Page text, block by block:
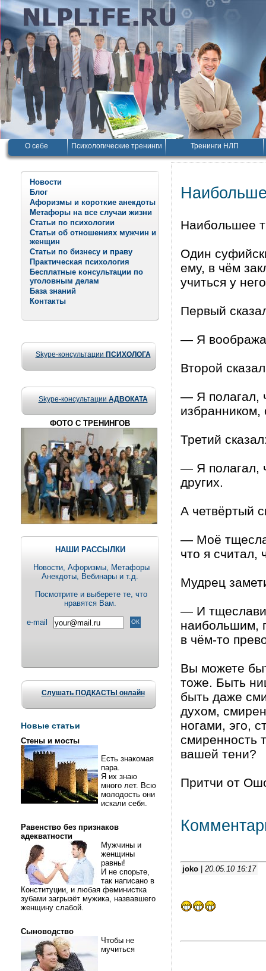
О себе Психологические тренинги Тренинги НЛП
Новости
Блог
Афоризмы и короткие анекдоты
Метафоры на все случаи жизни
Статьи по психологии
Статьи об отношениях мужчин и
женщин
Статьи по бизнесу и праву
Практическая психология
Бесплатные консультации по
уголовным делам
База знаний
Контакты
Skype-консультации ПСИХОЛОГА
Skype-консультации АДВОКАТА
ФОТО С ТРЕНИНГОВ
НАШИ РАССЫЛКИ
Новости, Aфоризмы, Метафоры
Анекдоты, Вебинары и т.д.
Посмотрите и выберете те, что
нравятся Вам.
e-mail
Слушать ПОДКАСТЫ онлайн
Новые статьи
Стены и мосты
Есть знакомая
пара.
Я их знаю
много лет. Всю
молодость они
искали себя.
Равенство без признаков
адекватности
Мужчины и
женщины
равны!
И не спорьте,
так написано в
Конституции, и любая феминистка
зубами загрызёт мужика, назвавшего
женщину слабой.
Сыноводство
Чтобы не
мучиться
Наибольшее
Один
ему, в чём
учиться у
Первый
— Я
Второй
— Я полагал,
избранником,
Третий
— Я полагал,
других.
А четвёртый
— Моё
что я считал,
Мудрец
— И
наибольшим,
в чём-то
Вы можете
тоже. Быть
быть даже
духом,
ногами, эго,
смиренность
вашей тени?
Притчи от
joko 20.05.10 16:17